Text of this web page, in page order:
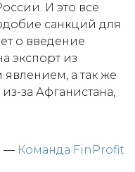
И это все
санкций для
о введение
экспорт из
а так же
за Афганистана,
— Команда FinProfit